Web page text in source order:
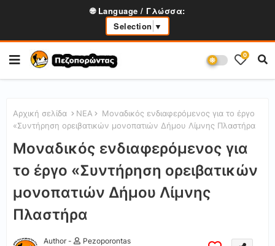
🌐 Language / Γλώσσα:
Selection ▼
0
Αρχική σελίδα ΝΕΑ
Μοναδικός ενδιαφερόμενος για το έργο
«Συντήρηση ορειβατικών μονοπατιών Δήμου Λίμνης Πλαστήρα
Μοναδικός ενδιαφερόμενος για
το έργο «Συντήρηση ορειβατικών
μονοπατιών Δήμου Λίμνης
Πλαστήρα
Author - Pezoporontas